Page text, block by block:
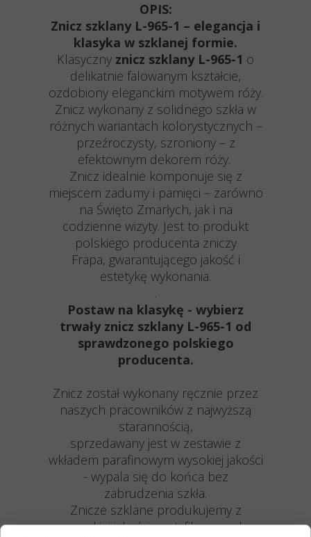
OPIS:
Znicz szklany L-965-1 – elegancja i
klasyka w szklanej formie.
Klasyczny znicz szklany L-965-1 o
delikatnie falowanym kształcie,
ozdobiony eleganckim motywem róży.
Znicz wykonany z solidnego szkła w
różnych wariantach kolorystycznych –
przeźroczysty, szroniony – z
efektownym dekorem róży.
Znicz idealnie komponuje się z
miejscem zadumy i pamięci – zarówno
na Święto Zmarłych, jak i na
codzienne wizyty. Jest to produkt
polskiego producenta zniczy
Frapa, gwarantującego jakość i
estetykę wykonania.
.
Postaw na klasykę - wybierz
trwały znicz szklany L-965-1 od
sprawdzonego polskiego
producenta.
Znicz został wykonany ręcznie przez
naszych pracowników z najwyższą
starannością,
sprzedawany jest w zestawie z
wkładem parafinowym wysokiej jakości
- wypala się do końca bez
zabrudzenia szkła.
Znicze szklane produkujemy z
wysokiej jakości, certyfikowanych